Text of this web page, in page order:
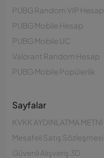
PUBG Random VIP Hesap
PUBG Mobile Hesap
PUBG Mobile UC
Valorant Random Hesap
PUBG Mobile Popülerlik
Sayfalar
KVKK AYDINLATMA METNİ
Mesafeli Satış Sözleşmesi
Güvenli Alışveriş 3D